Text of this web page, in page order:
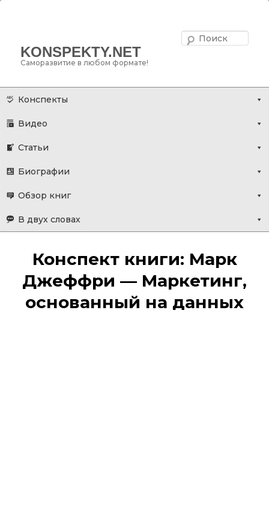
KONSPEKTY.NET
Саморазвитие в любом формате!
Главное меню
основному
Конспекты
Видео
Статьи
Биографии
Обзор книг
В двух словах
Конспект книги: Марк
Джеффри — Маркетинг,
основанный на данных